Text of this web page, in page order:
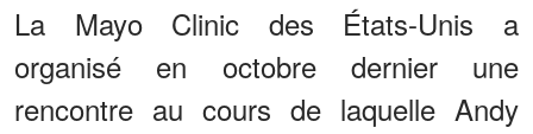
La Mayo Clinic des États-Unis a
organisé en octobre dernier une
rencontre au cours de laquelle Andy